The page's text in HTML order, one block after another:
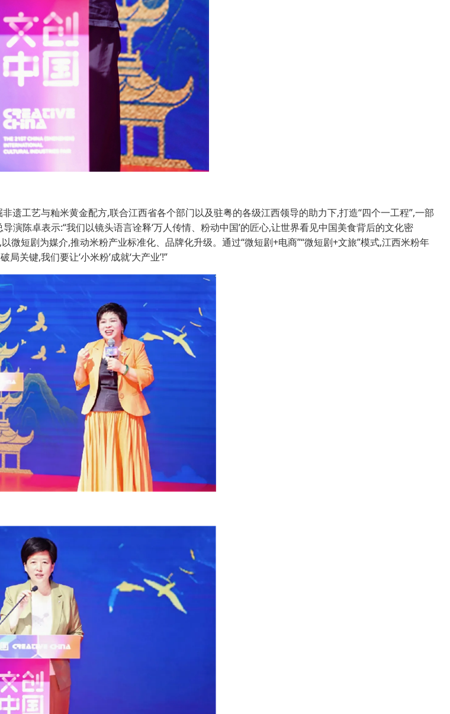
遗工艺与籼米黄金配方,联合江西省各个部门以及驻粤的各级江西领导的助力下,打造“四个一工程”,一部
陈卓表示:“我们以镜头语言诠释‘万人传情、粉动中国’的匠心,让世界看见中国美食背后的文化密
微短剧为媒介,推动米粉产业标准化、品牌化升级。通过“微短剧+电商”“微短剧+文旅”模式,江西米粉年
关键,我们要让‘小米粉’成就‘大产业’!”